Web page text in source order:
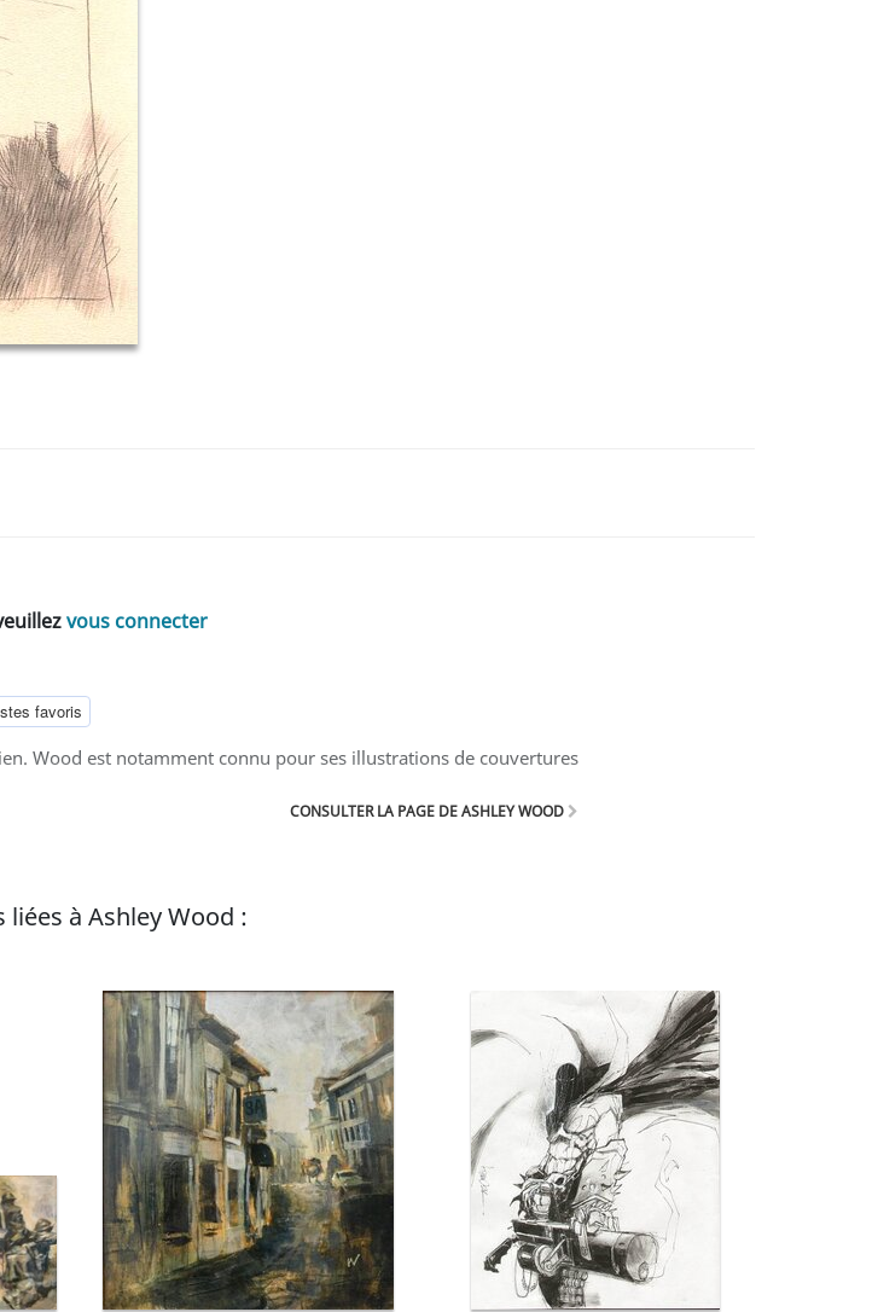
vous connecter
favoris
Wood est notamment connu pour ses illustrations de couvertures
CONSULTER LA PAGE DE ASHLEY WOOD
à Ashley Wood :